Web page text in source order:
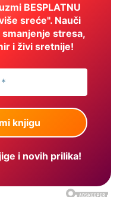
BESPLATNU
sreće". Nauči
stresa,
i živi sretnije!
i novih prilika!